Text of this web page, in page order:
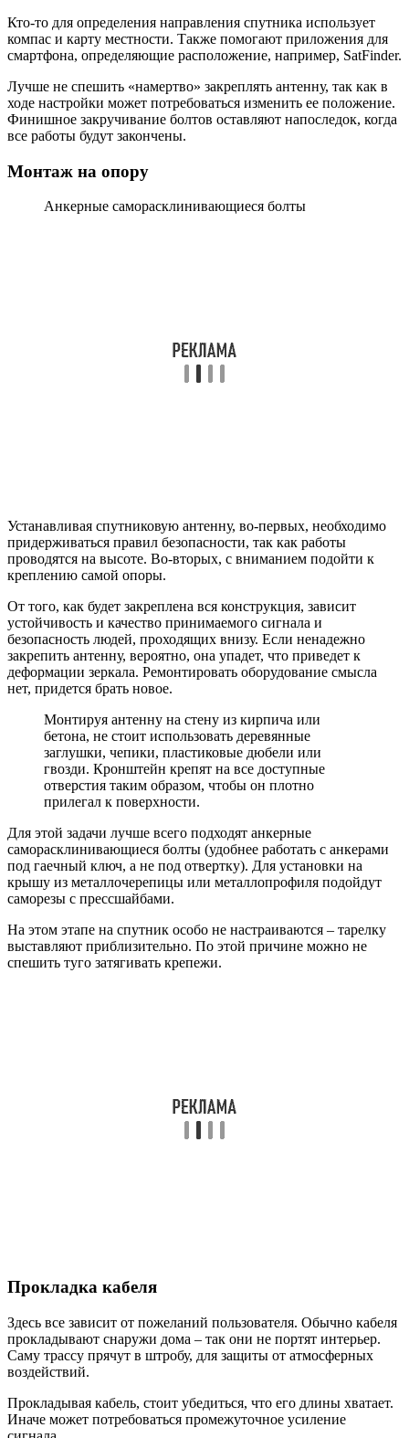
Кто-то для определения направления спутника использует
компас и карту местности. Также помогают приложения для
смартфона, определяющие расположение, например, SatFinder.
Лучше не спешить «намертво» закреплять антенну, так как в
ходе настройки может потребоваться изменить ее положение.
Финишное закручивание болтов оставляют напоследок, когда
все работы будут закончены.
Монтаж на опору
Анкерные саморасклинивающиеся болты
Устанавливая спутниковую антенну, во-первых, необходимо
придерживаться правил безопасности, так как работы
проводятся на высоте. Во-вторых, с вниманием подойти к
креплению самой опоры.
От того, как будет закреплена вся конструкция, зависит
устойчивость и качество принимаемого сигнала и
безопасность людей, проходящих внизу. Если ненадежно
закрепить антенну, вероятно, она упадет, что приведет к
деформации зеркала. Ремонтировать оборудование смысла
нет, придется брать новое.
Монтируя антенну на стену из кирпича или
бетона, не стоит использовать деревянные
заглушки, чепики, пластиковые дюбели или
гвозди. Кронштейн крепят на все доступные
отверстия таким образом, чтобы он плотно
прилегал к поверхности.
Для этой задачи лучше всего подходят анкерные
саморасклинивающиеся болты (удобнее работать с анкерами
под гаечный ключ, а не под отвертку). Для установки на
крышу из металлочерепицы или металлопрофиля подойдут
саморезы с прессшайбами.
На этом этапе на спутник особо не настраиваются – тарелку
выставляют приблизительно. По этой причине можно не
спешить туго затягивать крепежи.
Прокладка кабеля
Здесь все зависит от пожеланий пользователя. Обычно кабеля
прокладывают снаружи дома – так они не портят интерьер.
Саму трассу прячут в штробу, для защиты от атмосферных
воздействий.
Прокладывая кабель, стоит убедиться, что его длины хватает.
Иначе может потребоваться промежуточное усиление